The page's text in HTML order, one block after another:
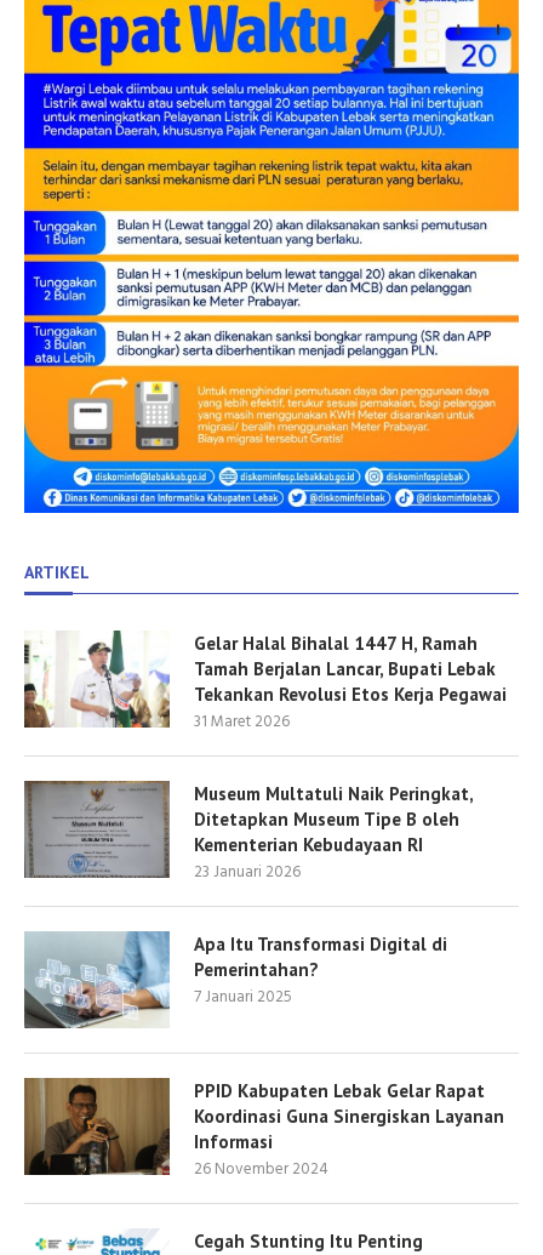
ARTIKEL
Gelar Halal Bihalal 1447 H, Ramah
Tamah Berjalan Lancar, Bupati Lebak
Tekankan Revolusi Etos Kerja Pegawai
31 Maret 2026
Museum Multatuli Naik Peringkat,
Ditetapkan Museum Tipe B oleh
Kementerian Kebudayaan RI
23 Januari 2026
Apa Itu Transformasi Digital di
Pemerintahan?
7 Januari 2025
PPID Kabupaten Lebak Gelar Rapat
Koordinasi Guna Sinergiskan Layanan
Informasi
26 November 2024
Cegah Stunting Itu Penting